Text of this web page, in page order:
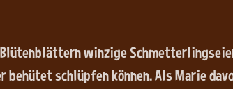
Blütenblättern winzige
behütet schlüpfen können. Als Marie